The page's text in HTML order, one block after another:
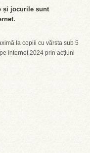
și jocurile sunt
la copiii cu vârsta sub 5
Internet 2024 prin acțiuni